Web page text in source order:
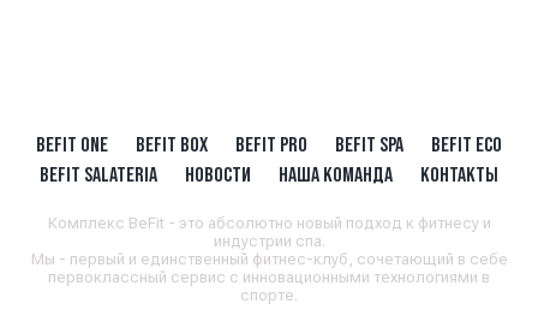
BEFIT ONE BEFIT BOX BEFIT PRO BEFIT SPA
BEFIT ECO
BEFIT SALATERIA
НОВОСТИ НАША КОМАНДА КОНТАКТЫ
Комплекс BeFit - это абсолютно новый подход к фитнесу и
индустрии спа.
Мы - первый и единственный фитнес-клуб, сочетающий в себе
первоклассный сервис с инновационными технологиями в
спорте.